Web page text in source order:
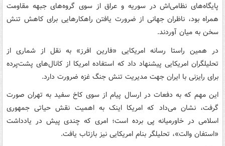
پایگاه‌های نظامی‌اش در سوریه و عراق از سوی گروه‌های جبهه مقاومت
همراه بود، ناظران جهانی از ضرورت یافتن راهکارهایی برای کاهش تنش
سخن به میان آوردند.
در همین راستا رسانه امریکایی «فارین افرز» به نقل از شماری از
تحلیلگران امریکایی پیشنهاد داد که استفاده امریکا از کانال‌های پشت‌پرده
برای رایزنی با ایران جهت مدیریت تنش جنگ غزه ضرورت دارد.
این مهم که به دفعات در ارسال پیام از سوی کاخ سفید به تهران صورت
گرفت، نشان می‌داد که امریکا اینک به اهمیت نقش حیاتی جمهوری
اسلامی در خاورمیانه پی برده است؛ امری که چندی پیش در یادداشت
«استفان والت»، تحلیلگر بنام امریکایی نیز بازتاب یافت.